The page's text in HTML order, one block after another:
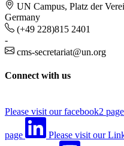
UN Campus, Platz der
Germany
(+49 228)815 2401
-
cms-secretariat@un.org
Connect with us
Please visit our facebook2 page
page Please visit our